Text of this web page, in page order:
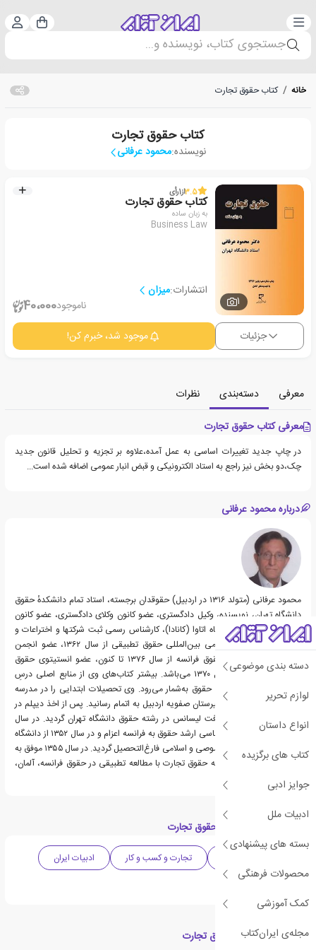
دسته‌بندی سبد
جستجوی کتاب، نویسنده و...
دسته بندی موضوعی
لوازم تحریر
انواع داستان
کتاب های برگزیده
جوایز ادبی
ادبیات ملل
بسته های پیشنهادی
محصولات فرهنگی
کمک آموزشی
مجله‌ی ایران‌کتاب
خانه / کتاب حقوق تجارت
کتاب حقوق تجارت
نویسنده:محمود عرفانی
1
3.5از1رأی
کتاب حقوق تجارت
به زبان ساده
Business Law
انتشارات:میزان
ناموجود40،000
جزئیات موجود شد، خبرم کن!
معرفی دسته‌بندی
نظرات
معرفی کتاب حقوق تجارت
در چاپ جدید تغییرات اساسی به عمل آمده،علاوه بر تجزیه و تحلیل قانون جدید
چک،دو بخش نیز راجع به استاد الکترونیکی و قبض انبار عمومی اضافه شده است...
درباره محمود عرفانی
محمود عرفانی (متولد ۱۳۱۶ در اردبیل) حقوقدان برجسته، استاد تمام دانشکدهٔ حقوق
دانشگاه تهران، نویسنده، وکیل دادگستری، عضو کانون وکلای دادگستری، عضو کانون
وکلای کانادا، استاد دانشگاه اتاوا (کانادا)، کارشناس رسمی ثبت شرکتها و اختراعات و
علایم تجارتی، عضو آکادمی بین‌المللی حقوق تطبیقی از سال ۱۳۶۲، عضو انجمن
بین‌المللی دوستداران حقوق فرانسه از سال ۱۳۷۶ تا کنون، عضو انستیتوی حقوق
بین‌المللی فرانسه از سال ۱۳۷۰ می‌باشد. بیشتر کتاب‌های وی از منابع اصلی درسِ
حقوق تجارت دانشجویان حقوق به‌شمار می‌رود. وی تحصیلات ابتدایی را در مدرسه
انوری و متوسطه را در دبیرستان صفویه اردبیل به اتمام رسانید. پس از اخذ دیپلم در
سال ۱۳۴۷ موفق به دریافت لیسانس در رشته حقوق دانشگاه تهران گردید. در سال
۱۳۴۹ جهت تحصیل کارشناسی ارشد حقوق به فرانسه اعزام و در سال ۱۳۵۲ از دانشگاه
پاریس در رشته حقوق خصوصی و اسلامی فارغ‌التحصیل گردید. در سال ۱۳۵۵ موفق به
اخذ دکتری حقوق در زمینه حقوق تجارت با مطالعه تطبیقی در حقوق فرانسه، آلمان،
انگلیس و آمریکا گردید.
دسته بندی های کتاب حقوق تجارت
تجارت و کسب و کار
ادبیات ایران
حقوقی
کتاب های مرتبط با حقوق تجارت